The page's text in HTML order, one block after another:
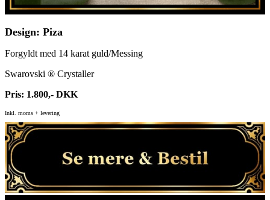
Design: Piza
Forgyldt med 14 karat guld/Messing
Swarovski ® Crystaller
Pris: 1.800,- DKK
Inkl. moms + levering